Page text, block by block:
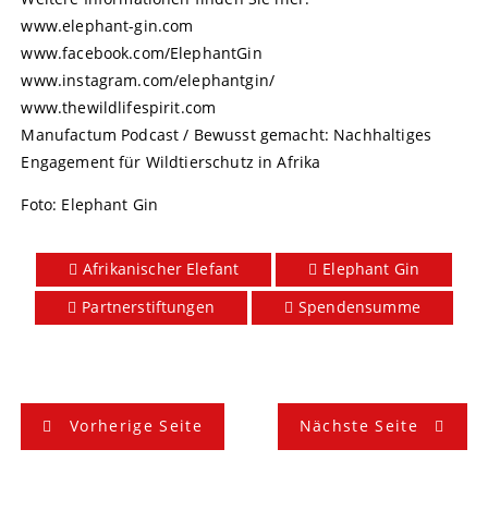
www.elephant-gin.com
www.facebook.com/ElephantGin
www.instagram.com/elephantgin/
www.thewildlifespirit.com
Manufactum Podcast / Bewusst gemacht: Nachhaltiges
Engagement für Wildtierschutz in Afrika
Foto: Elephant Gin
Afrikanischer Elefant
Elephant Gin
Partnerstiftungen
Spendensumme
Vorherige Seite Nächste Seite